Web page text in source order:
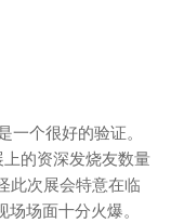
一个很好的验证。
的资深发烧友数量
此次展会特意在临
场面十分火爆。